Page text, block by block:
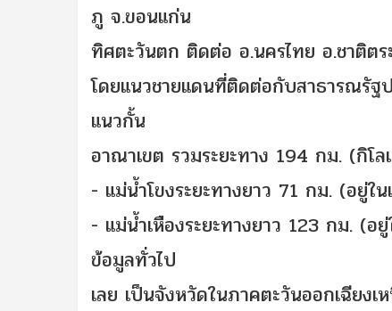
ภู จ.ขอนแก่น
ทิศตะวันตก ติดต่อ อ.นครไทย อ.ชาติต
โดยแนวชายแดนที่ติดต่อกับสาธารณรัฐป
แนวกั้น
อาณาเขต รวมระยะทาง 194 กม. (กิโล
- แม่น้ำโขงระยะทางยาว 71 กม. (อยู่ใ
- แม่น้ำเหืองระยะทางยาว 123 กม. (อ
ข้อมูลทั่วไป
เลย เป็นจังหวัดในภาคตะวันออกเฉีย